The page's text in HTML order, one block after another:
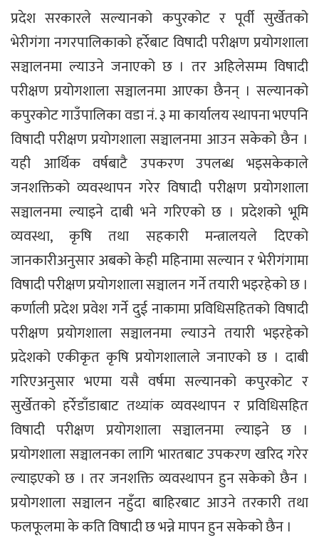
प्रदेश सरकारले सल्यानको कपुरकोट र पूर्वी सुर्खेतको
भेरीगंगा नगरपालिकाको हर्रेबाट विषादी परीक्षण प्रयोगशाला
सञ्चालनमा ल्याउने जनाएको छ । तर अहिलेसम्म विषादी
परीक्षण प्रयोगशाला सञ्चालनमा आएका छैनन् । सल्यानको
कपुरकोट गाउँपालिका वडा नं. ३ मा कार्यालय स्थापना भएपनि
विषादी परीक्षण प्रयोगशाला सञ्चालनमा आउन सकेको छैन ।
यही आर्थिक वर्षबाटै उपकरण उपलब्ध भइसकेकाले
जनशक्तिको व्यवस्थापन गरेर विषादी परीक्षण प्रयोगशाला
सञ्चालनमा ल्याइने दाबी भने गरिएको छ । प्रदेशको भूमि
व्यवस्था, कृषि तथा सहकारी मन्त्रालयले दिएको
जानकारीअनुसार अबको केही महिनामा सल्यान र भेरीगंगामा
विषादी परीक्षण प्रयोगशाला सञ्चालन गर्ने तयारी भइरहेको छ ।
कर्णाली प्रदेश प्रवेश गर्ने दुई नाकामा प्रविधिसहितको विषादी
परीक्षण प्रयोगशाला सञ्चालनमा ल्याउने तयारी भइरहेको
प्रदेशको एकीकृत कृषि प्रयोगशालाले जनाएको छ । दाबी
गरिएअनुसार भएमा यसै वर्षमा सल्यानको कपुरकोट र
सुर्खेतको हर्रेडाँडाबाट तथ्यांक व्यवस्थापन र प्रविधिसहित
विषादी परीक्षण प्रयोगशाला सञ्चालनमा ल्याइने छ ।
प्रयोगशाला सञ्चालनका लागि भारतबाट उपकरण खरिद गरेर
ल्याइएको छ । तर जनशक्ति व्यवस्थापन हुन सकेको छैन ।
प्रयोगशाला सञ्चालन नहुँदा बाहिरबाट आउने तरकारी तथा
फलफूलमा के कति विषादी छ भन्ने मापन हुन सकेको छैन ।